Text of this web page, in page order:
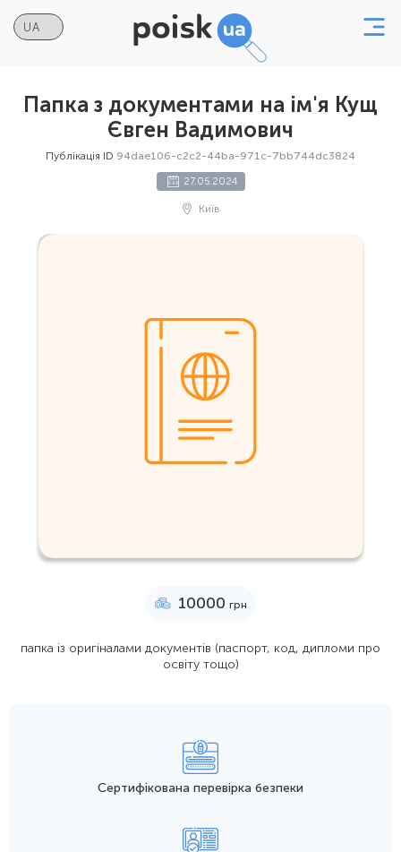
Папка з документами на ім'я Кущ
Євген Вадимович
Публікація ID 94dae106-c2c2-44ba-971c-7bb744dc3824
27.05.2024
Київ
10000 грн
папка із оригіналами документів (паспорт, код, дипломи про
освіту тощо)
Сертифікована перевірка безпеки